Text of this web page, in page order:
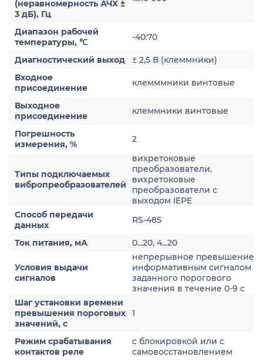
(неравномерность АЧХ ±
3 дБ), Гц
Диапазон рабочей
температуры, ℃
-40:70
Диагностический выход
± 2,5 В (клеммники)
Входное
присоединение
клемммники винтовые
Выходное
присоединение
клеммники винтовые
Погрешность
измерения, %
2
Типы подключаемых
вибропреобразователей
вихретоковые
преобразователи,
вихретоковые
преобразователи с
выходом IEPE
Способ передачи
данных
RS-485
Ток питания, мА 0...20, 4...20
Условия выдачи
сигналов
непрерывное превышение
информативным сигналом
заданного порогового
значения в течение 0-9 с
Шаг установки времени
превышения пороговых
значений, с
1
Режим срабатывания
контактов реле
с блокировкой или с
самовосстановлением